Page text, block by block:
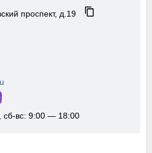
проспект, д.19
сб-вс: 9:00 — 18:00